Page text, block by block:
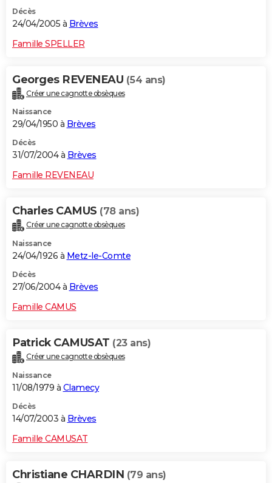
Décès
24/04/2005 à Brèves
Famille SPELLER
Georges REVENEAU (54 ans)
Créer une cagnotte obsèques
Naissance
29/04/1950 à Brèves
Décès
31/07/2004 à Brèves
Famille REVENEAU
Charles CAMUS (78 ans)
Créer une cagnotte obsèques
Naissance
24/04/1926 à Metz-le-Comte
Décès
27/06/2004 à Brèves
Famille CAMUS
Patrick CAMUSAT (23 ans)
Créer une cagnotte obsèques
Naissance
11/08/1979 à Clamecy
Décès
14/07/2003 à Brèves
Famille CAMUSAT
Christiane CHARDIN (79 ans)